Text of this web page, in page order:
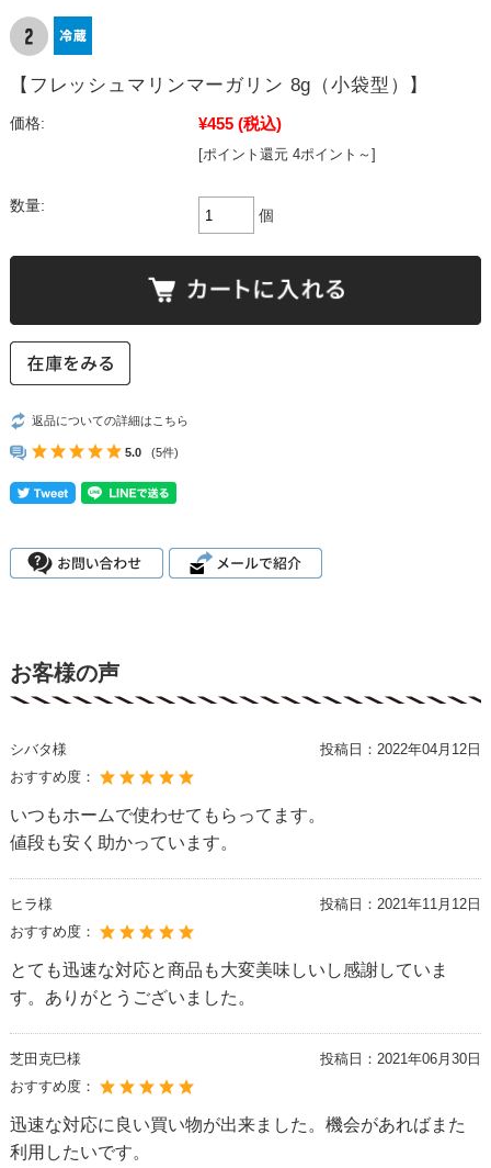
【フレッシュマリンマーガリン 8g（小袋型）】
価格: ¥455 (税込)
[ポイント還元 4ポイント～]
数量:
個
返品についての詳細はこちら
5.0 (5件)
お客様の声
シバタ様 投稿日： 2022年04月12日
おすすめ度：
いつもホームで使わせてもらってます。
値段も安く助かっています。
ヒラ様 投稿日： 2021年11月12日
おすすめ度：
とても迅速な対応と商品も大変美味しいし感謝していま
す。ありがとうございました。
芝田克巳様 投稿日： 2021年06月30日
おすすめ度：
迅速な対応に良い買い物が出来ました。機会があればまた
利用したいです。